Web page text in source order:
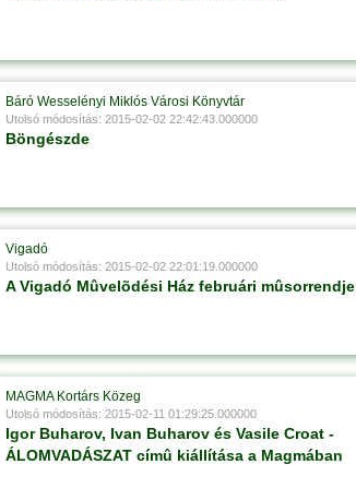
Báró Wesselényi Miklós Városi Könyvtár
Utolsó módosítás: 2015-02-02 22:42:43.000000
Böngészde
Vigadó
Utolsó módosítás: 2015-02-02 22:01:19.000000
A Vigadó Mûvelõdési Ház februári mûsorrendje
MAGMA Kortárs Közeg
Utolsó módosítás: 2015-02-11 01:29:25.000000
Igor Buharov, Ivan Buharov és Vasile Croat -
ÁLOMVADÁSZAT címû kiállítása a Magmában